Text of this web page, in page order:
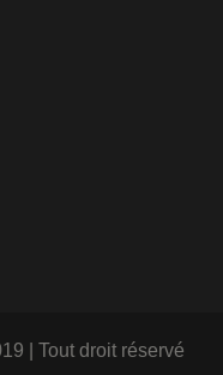
| Tout droit réservé